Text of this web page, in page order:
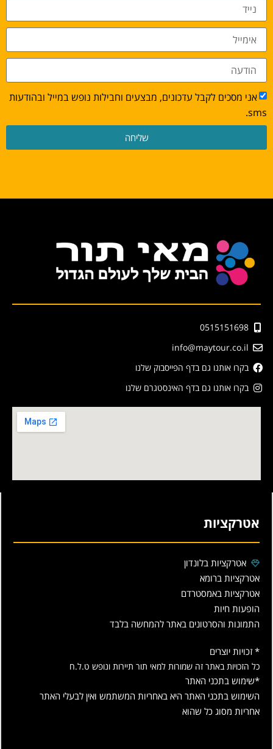
אני מסכים לקבל עדכונים, מבצעים וחבילות נופש במייל ובהודעות
sms.
שליחה
0515151698
info@maytour.co.il
בקרו אותנו גם בדף הפייסבוק שלנו
בקרו אותנו גם בדף האינסטגרם שלנו
אטרקציות
אטרקציות בלונדון
אטרקציות ברומא
אטרקציות באמסטרדם
הופעות חיות
התמונות והסרטונים באתר להמחשה בלבד
* זכויות יוצרים
כל הזכויות באתר זה שמורות למאי תור תיירות ונופש ט.ל.ח
*שימוש בתכני האתר
השימוש בתכני האתר היא באחריות המשתמש ואין לבעלי האתר
אחריות מסוג כל שהוא